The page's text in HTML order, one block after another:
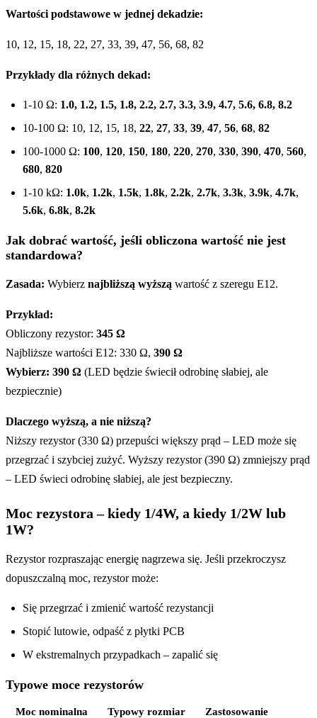
Wartości podstawowe w jednej dekadzie:
10, 12, 15, 18, 22, 27, 33, 39, 47, 56, 68, 82
Przykłady dla różnych dekad:
1-10 Ω: 1.0, 1.2, 1.5, 1.8, 2.2, 2.7, 3.3, 3.9, 4.7, 5.6, 6.8, 8.2
10-100 Ω: 10, 12, 15, 18, 22, 27, 33, 39, 47, 56, 68, 82
100-1000 Ω: 100, 120, 150, 180, 220, 270, 330, 390, 470, 560,
680, 820
1-10 kΩ: 1.0k, 1.2k, 1.5k, 1.8k, 2.2k, 2.7k, 3.3k, 3.9k, 4.7k,
5.6k, 6.8k, 8.2k
Jak dobrać wartość, jeśli obliczona wartość nie jest
standardowa?
Zasada: Wybierz najbliższą wyższą wartość z szeregu E12.
Przykład:
Obliczony rezystor: 345 Ω
Najbliższe wartości E12: 330 Ω, 390 Ω
Wybierz: 390 Ω (LED będzie świecił odrobinę słabiej, ale
bezpiecznie)
Dlaczego wyższą, a nie niższą?
Niższy rezystor (330 Ω) przepuści większy prąd – LED może się
przegrzać i szybciej zużyć. Wyższy rezystor (390 Ω) zmniejszy prąd
– LED świeci odrobinę słabiej, ale jest bezpieczny.
Moc rezystora – kiedy 1/4W, a kiedy 1/2W lub
1W?
Rezystor rozpraszając energię nagrzewa się. Jeśli przekroczysz
dopuszczalną moc, rezystor może:
Się przegrzać i zmienić wartość rezystancji
Stopić lutowie, odpaść z płytki PCB
W ekstremalnych przypadkach – zapalić się
Typowe moce rezystorów
Moc nominalna Typowy rozmiar Zastosowanie